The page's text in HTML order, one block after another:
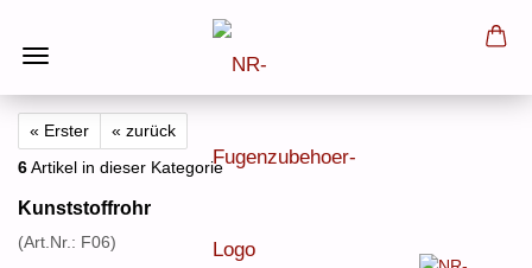
« Erster
« zurück
6Artikel in dieser Kategorie
Kunststoffrohr
(Art.Nr.: F06)